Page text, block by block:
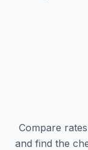
Compare
and find the